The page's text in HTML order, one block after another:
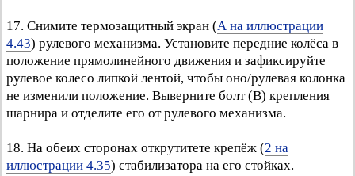
17. Снимите термозащитный экран (А на иллюстрации
4.43) рулевого механизма. Установите передние колёса в
положение прямолинейного движения и зафиксируйте
рулевое колесо липкой лентой, чтобы оно/рулевая колонка
не изменили положение. Выверните болт (В) крепления
шарнира и отделите его от рулевого механизма.
18. На обеих сторонах открутитете крепёж (2 на
иллюстрации 4.35) стабилизатора на его стойках.